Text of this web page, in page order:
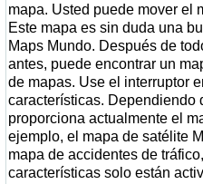
mapa. Usted puede mover el
Este mapa es sin duda una
Maps Mundo. Después de
antes, puede encontrar un
de mapas. Use el interruptor
características. Dependiendo
proporciona actualmente el
ejemplo, el mapa de satélite
mapa de accidentes de
características solo están